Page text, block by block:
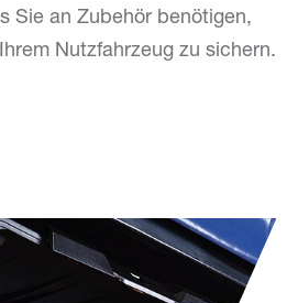
Sie an Zubehör benötigen,
Nutzfahrzeug zu sichern.